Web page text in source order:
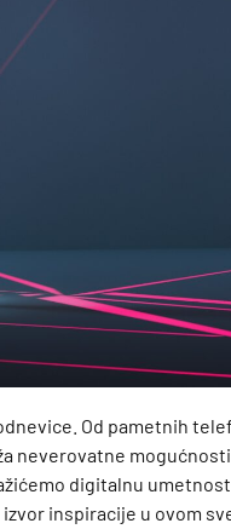
Od pametnih
neverovatne mogućnosti
digitalnu
inspiracije u ovom